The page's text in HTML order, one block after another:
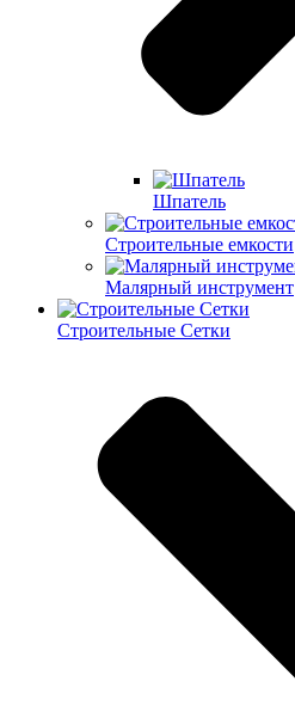
Шпатель
Строительные емкости
Малярный инструмент
Строительные Сетки